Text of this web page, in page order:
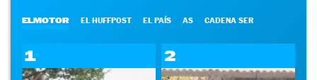
ELMOTOR EL HUFFPOST EL PAÍS AS CADENA SER
1 2